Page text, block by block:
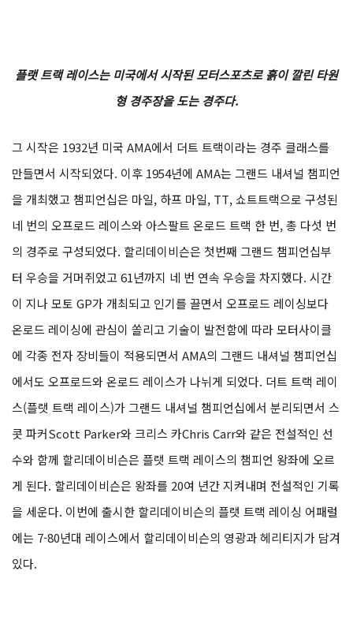
플랫 트랙 레이스는 미국에서 시작된 모터스포츠로 흙이 깔린 타원
형 경주장을 도는 경주다.
그 시작은 1932년 미국 AMA에서 더트 트랙이라는 경주 클래스를
만들면서 시작되었다. 이후 1954년에 AMA는 그랜드 내셔널 챔피언
을 개최했고 챔피언십은 마일, 하프 마일, TT, 쇼트트랙으로 구성된
네 번의 오프로드 레이스와 아스팔트 온로드 트랙 한 번, 총 다섯 번
의 경주로 구성되었다. 할리데이비슨은 첫번째 그랜드 챔피언십부
터 우승을 거머쥐었고 61년까지 네 번 연속 우승을 차지했다. 시간
이 지나 모토 GP가 개최되고 인기를 끌면서 오프로드 레이싱보다
온로드 레이싱에 관심이 쏠리고 기술이 발전함에 따라 모터사이클
에 각종 전자 장비들이 적용되면서 AMA의 그랜드 내셔널 챔피언십
에서도 오프로드와 온로드 레이스가 나뉘게 되었다. 더트 트랙 레이
스(플랫 트랙 레이스)가 그랜드 내셔널 챔피언십에서 분리되면서 스
콧 파커Scott Parker와 크리스 카Chris Carr와 같은 전설적인 선
수와 함께 할리데이비슨은 플랫 트랙 레이스의 챔피언 왕좌에 오르
게 된다. 할리데이비슨은 왕좌를 20여 년간 지켜내며 전설적인 기록
을 세운다. 이번에 출시한 할리데이비슨의 플랫 트랙 레이싱 어패럴
에는 7-80년대 레이스에서 할리데이비슨의 영광과 헤리티지가 담겨
있다.